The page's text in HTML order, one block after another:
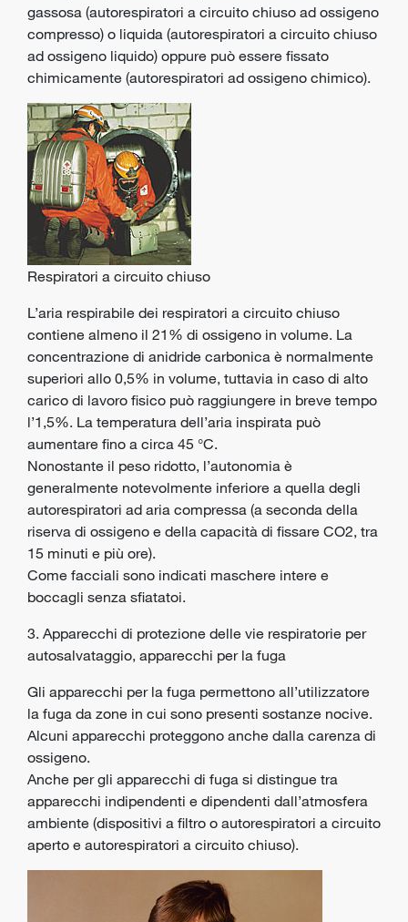
gassosa (autorespiratori a circuito chiuso ad ossigeno
compresso) o liquida (autorespiratori a circuito chiuso
ad ossigeno liquido) oppure può essere fissato
chimicamente (autorespiratori ad ossigeno chimico).
Respiratori a circuito chiuso
L’aria respirabile dei respiratori a circuito chiuso
contiene almeno il 21% di ossigeno in volume. La
concentrazione di anidride carbonica è normalmente
superiori allo 0,5% in volume, tuttavia in caso di alto
carico di lavoro fisico può raggiungere in breve tempo
l’1,5%. La temperatura dell’aria inspirata può
aumentare fino a circa 45 °C.
Nonostante il peso ridotto, l’autonomia è
generalmente notevolmente inferiore a quella degli
autorespiratori ad aria compressa (a seconda della
riserva di ossigeno e della capacità di fissare CO2, tra
15 minuti e più ore).
Come facciali sono indicati maschere intere e
boccagli senza sfiatatoi.
3. Apparecchi di protezione delle vie respiratorie per
autosalvataggio, apparecchi per la fuga
Gli apparecchi per la fuga permettono all’utilizzatore
la fuga da zone in cui sono presenti sostanze nocive.
Alcuni apparecchi proteggono anche dalla carenza di
ossigeno.
Anche per gli apparecchi di fuga si distingue tra
apparecchi indipendenti e dipendenti dall’atmosfera
ambiente (dispositivi a filtro o autorespiratori a circuito
aperto e autorespiratori a circuito chiuso).